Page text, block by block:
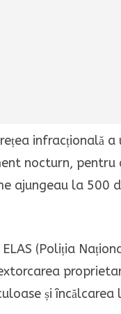
rețea
nocturn,
ajungeau la 500
(Poliția
și